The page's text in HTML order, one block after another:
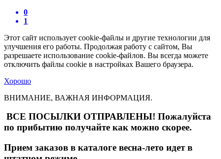
0
1
Этот сайт использует cookie-файлы и другие технологии для
улучшения его работы. Продолжая работу с сайтом, Вы
разрешаете использование cookie-файлов. Вы всегда можете
отключить файлы cookie в настройках Вашего браузера.
Хорошо
ВНИМАНИЕ, ВАЖНАЯ ИНФОРМАЦИЯ.
ВСЕ ПОСЫЛКИ ОТПРАВЛЕНЫ! Пожалуйста
по прибытию получайте как можно скорее.
Прием заказов в каталоге весна-лето идет в